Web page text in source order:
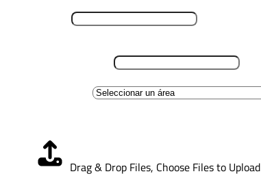
Drag & Drop Files, Choose Files to Upload